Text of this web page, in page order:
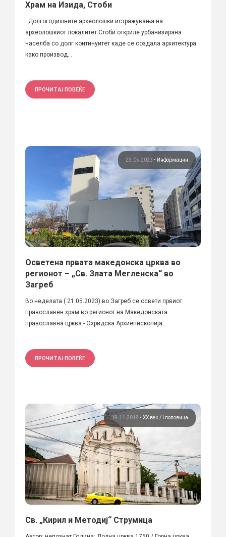
Храм на Изида, Стоби
Долгогодишните археолошки истражувања на
археолошкиот локалитет Стоби откриле урбанизирана
населба со долг континуитет каде се создaла архитектура
како производ...
ПРОЧИТАЈ ПОВЕЌЕ
23.05.2023 • Информации
Осветена првата македонска црква во
регионот – „Св. Злата Мегленска“ во
Загреб
Во неделата ( 21.05.2023) во Загреб се освети првиот
православен храм во регионот на Македонската
православна црква - Охридска Архиепископија...
ПРОЧИТАЈ ПОВЕЌЕ
19.11.2018 • ХХ век / I половина
Св. „Кирил и Методиј“ Струмица